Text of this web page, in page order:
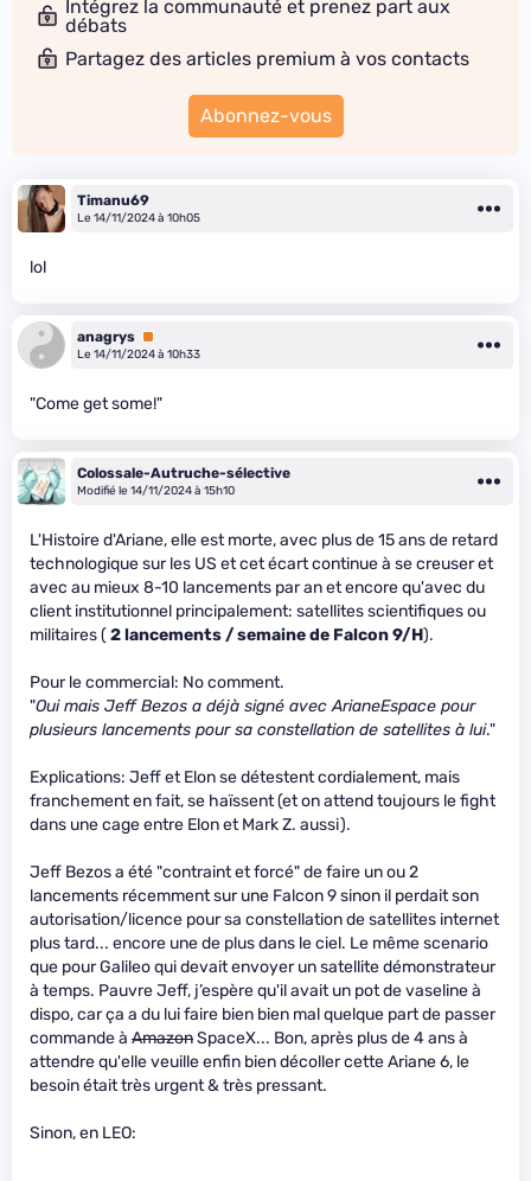
Intégrez la communauté et prenez part aux
débats
Partagez des articles premium à vos contacts
Abonnez-vous
Timanu69
Le 14/11/2024 à 10h05
lol
anagrys Premium
Le 14/11/2024 à 10h33
"Come get some!"
Colossale-Autruche-sélective
Modifié le 14/11/2024 à 15h10
L'Histoire d'Ariane, elle est morte, avec plus de 15 ans de retard
technologique sur les US et cet écart continue à se creuser et
avec au mieux 8-10 lancements par an et encore qu'avec du
client institutionnel principalement: satellites scientifiques ou
militaires (2 lancements / semaine de Falcon 9/H).
Pour le commercial: No comment.
"Oui mais Jeff Bezos a déjà signé avec ArianeEspace pour
plusieurs lancements pour sa constellation de satellites à lui."
Explications: Jeff et Elon se détestent cordialement, mais
franchement en fait, se haïssent (et on attend toujours le fight
dans une cage entre Elon et Mark Z. aussi).
Jeff Bezos a été "contraint et forcé" de faire un ou 2
lancements récemment sur une Falcon 9 sinon il perdait son
autorisation/licence pour sa constellation de satellites internet
plus tard... encore une de plus dans le ciel. Le même scenario
que pour Galileo qui devait envoyer un satellite démonstrateur
à temps. Pauvre Jeff, j’espère qu'il avait un pot de vaseline à
dispo, car ça a du lui faire bien bien mal quelque part de passer
commande à AmazonSpaceX... Bon, après plus de 4 ans à
attendre qu'elle veuille enfin bien décoller cette Ariane 6, le
besoin était très urgent & très pressant.
Sinon, en LEO: